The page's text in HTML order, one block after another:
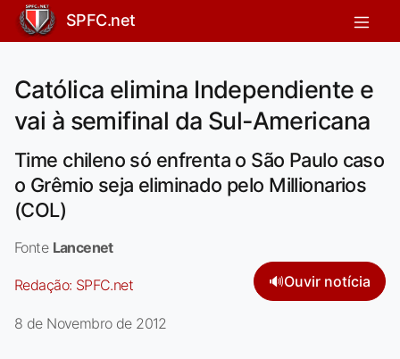
SPFC.net
Católica elimina Independiente e
vai à semifinal da Sul-Americana
Time chileno só enfrenta o São Paulo caso
o Grêmio seja eliminado pelo Millionarios
(COL)
Fonte Lancenet
Redação: SPFC.net 🔊Ouvir notícia
8 de Novembro de 2012